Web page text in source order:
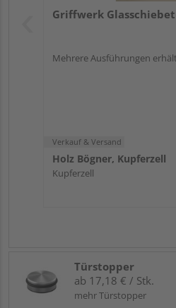
Griffwerk
Mehrere Ausführungen
Verkauf & Versand
Holz Bögner, Kupferzell
Kupferzell
Türstopper
ab 17,18 € / Stk.
mehr Türstopper